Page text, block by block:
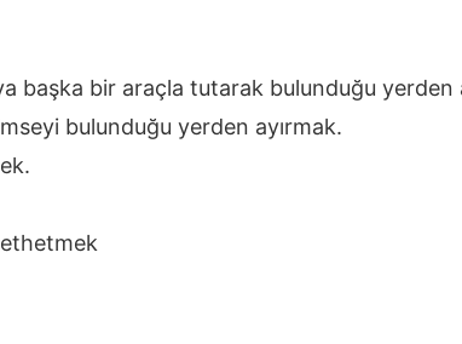
başka bir araçla tutarak bulunduğu yerden
bulunduğu yerden ayırmak.